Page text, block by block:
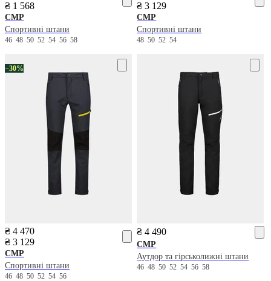
₴ 1 568
CMP
Спортивні штани
46 48 50 52 54 56 58
₴ 3 129
CMP
Спортивні штани
48505254
−30%
₴ 4 470
₴ 3 129
CMP
Спортивні штани
46 48 50 52 54 56
₴ 4 490
CMP
Аутдор та гірськолижні штани
46485052545658